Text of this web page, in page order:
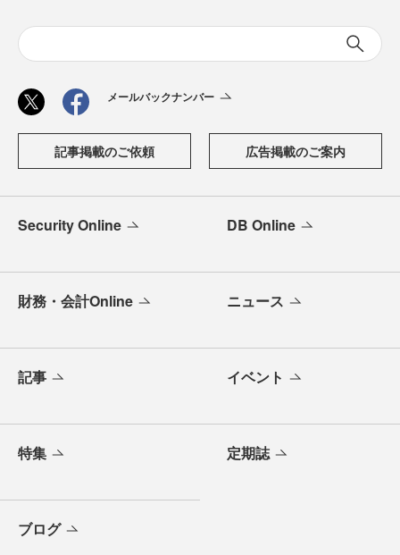
メールバックナンバー
記事掲載のご依頼 広告掲載のご案内
Security Online DB Online
財務・会計Online ニュース
記事 イベント
特集 定期誌
ブログ